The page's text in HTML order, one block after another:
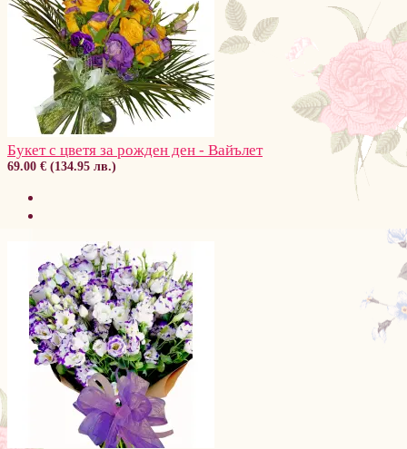
Букет с цветя за рожден ден - Вайълет
69.00 € (134.95 лв.)